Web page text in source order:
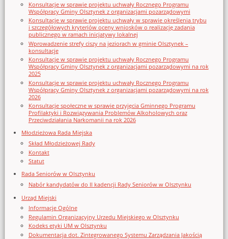
Konsultacje w sprawie projektu uchwały Rocznego Programu
Współpracy Gminy Olsztynek z organizacjami pozarządowymi
Konsultacje w sprawie projektu uchwały w sprawie określenia trybu
i szczegółowych kryteriów oceny wniosków o realizację zadania
publicznego w ramach inicjatywy lokalnej
Wprowadzenie strefy ciszy na jeziorach w gminie Olsztynek –
konsultacje
Konsultacje w sprawie projektu uchwały Rocznego Programu
Współpracy Gminy Olsztynek z organizacjami pozarządowymi na rok
2025
Konsultacje w sprawie projektu uchwały Rocznego Programu
Współpracy Gminy Olsztynek z organizacjami pozarządowymi na rok
2026
Konsultacje społeczne w sprawie przyjęcia Gminnego Programu
Profilaktyki i Rozwiązywania Problemów Alkoholowych oraz
Przeciwdziałania Narkomanii na rok 2026
Młodzieżowa Rada Miejska
Skład Młodzieżowej Rady
Kontakt
Statut
Rada Seniorów w Olsztynku
Nabór kandydatów do II kadencji Rady Seniorów w Olsztynku
Urząd Miejski
Informacje Ogólne
Regulamin Organizacyjny Urzedu Miejskiego w Olsztynku
Kodeks etyki UM w Olsztynku
Dokumentacja dot. Zintegrowanego Systemu Zarządzania Jakością